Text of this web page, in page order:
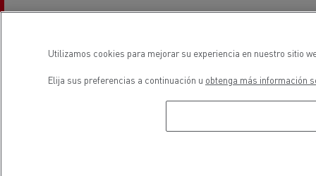
Utilizamos cookies para mejorar su experiencia en nuestro sitio
Elija sus preferencias a continuación u obtenga más información